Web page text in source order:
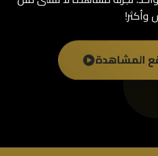
وأكثر!
المشاهدة